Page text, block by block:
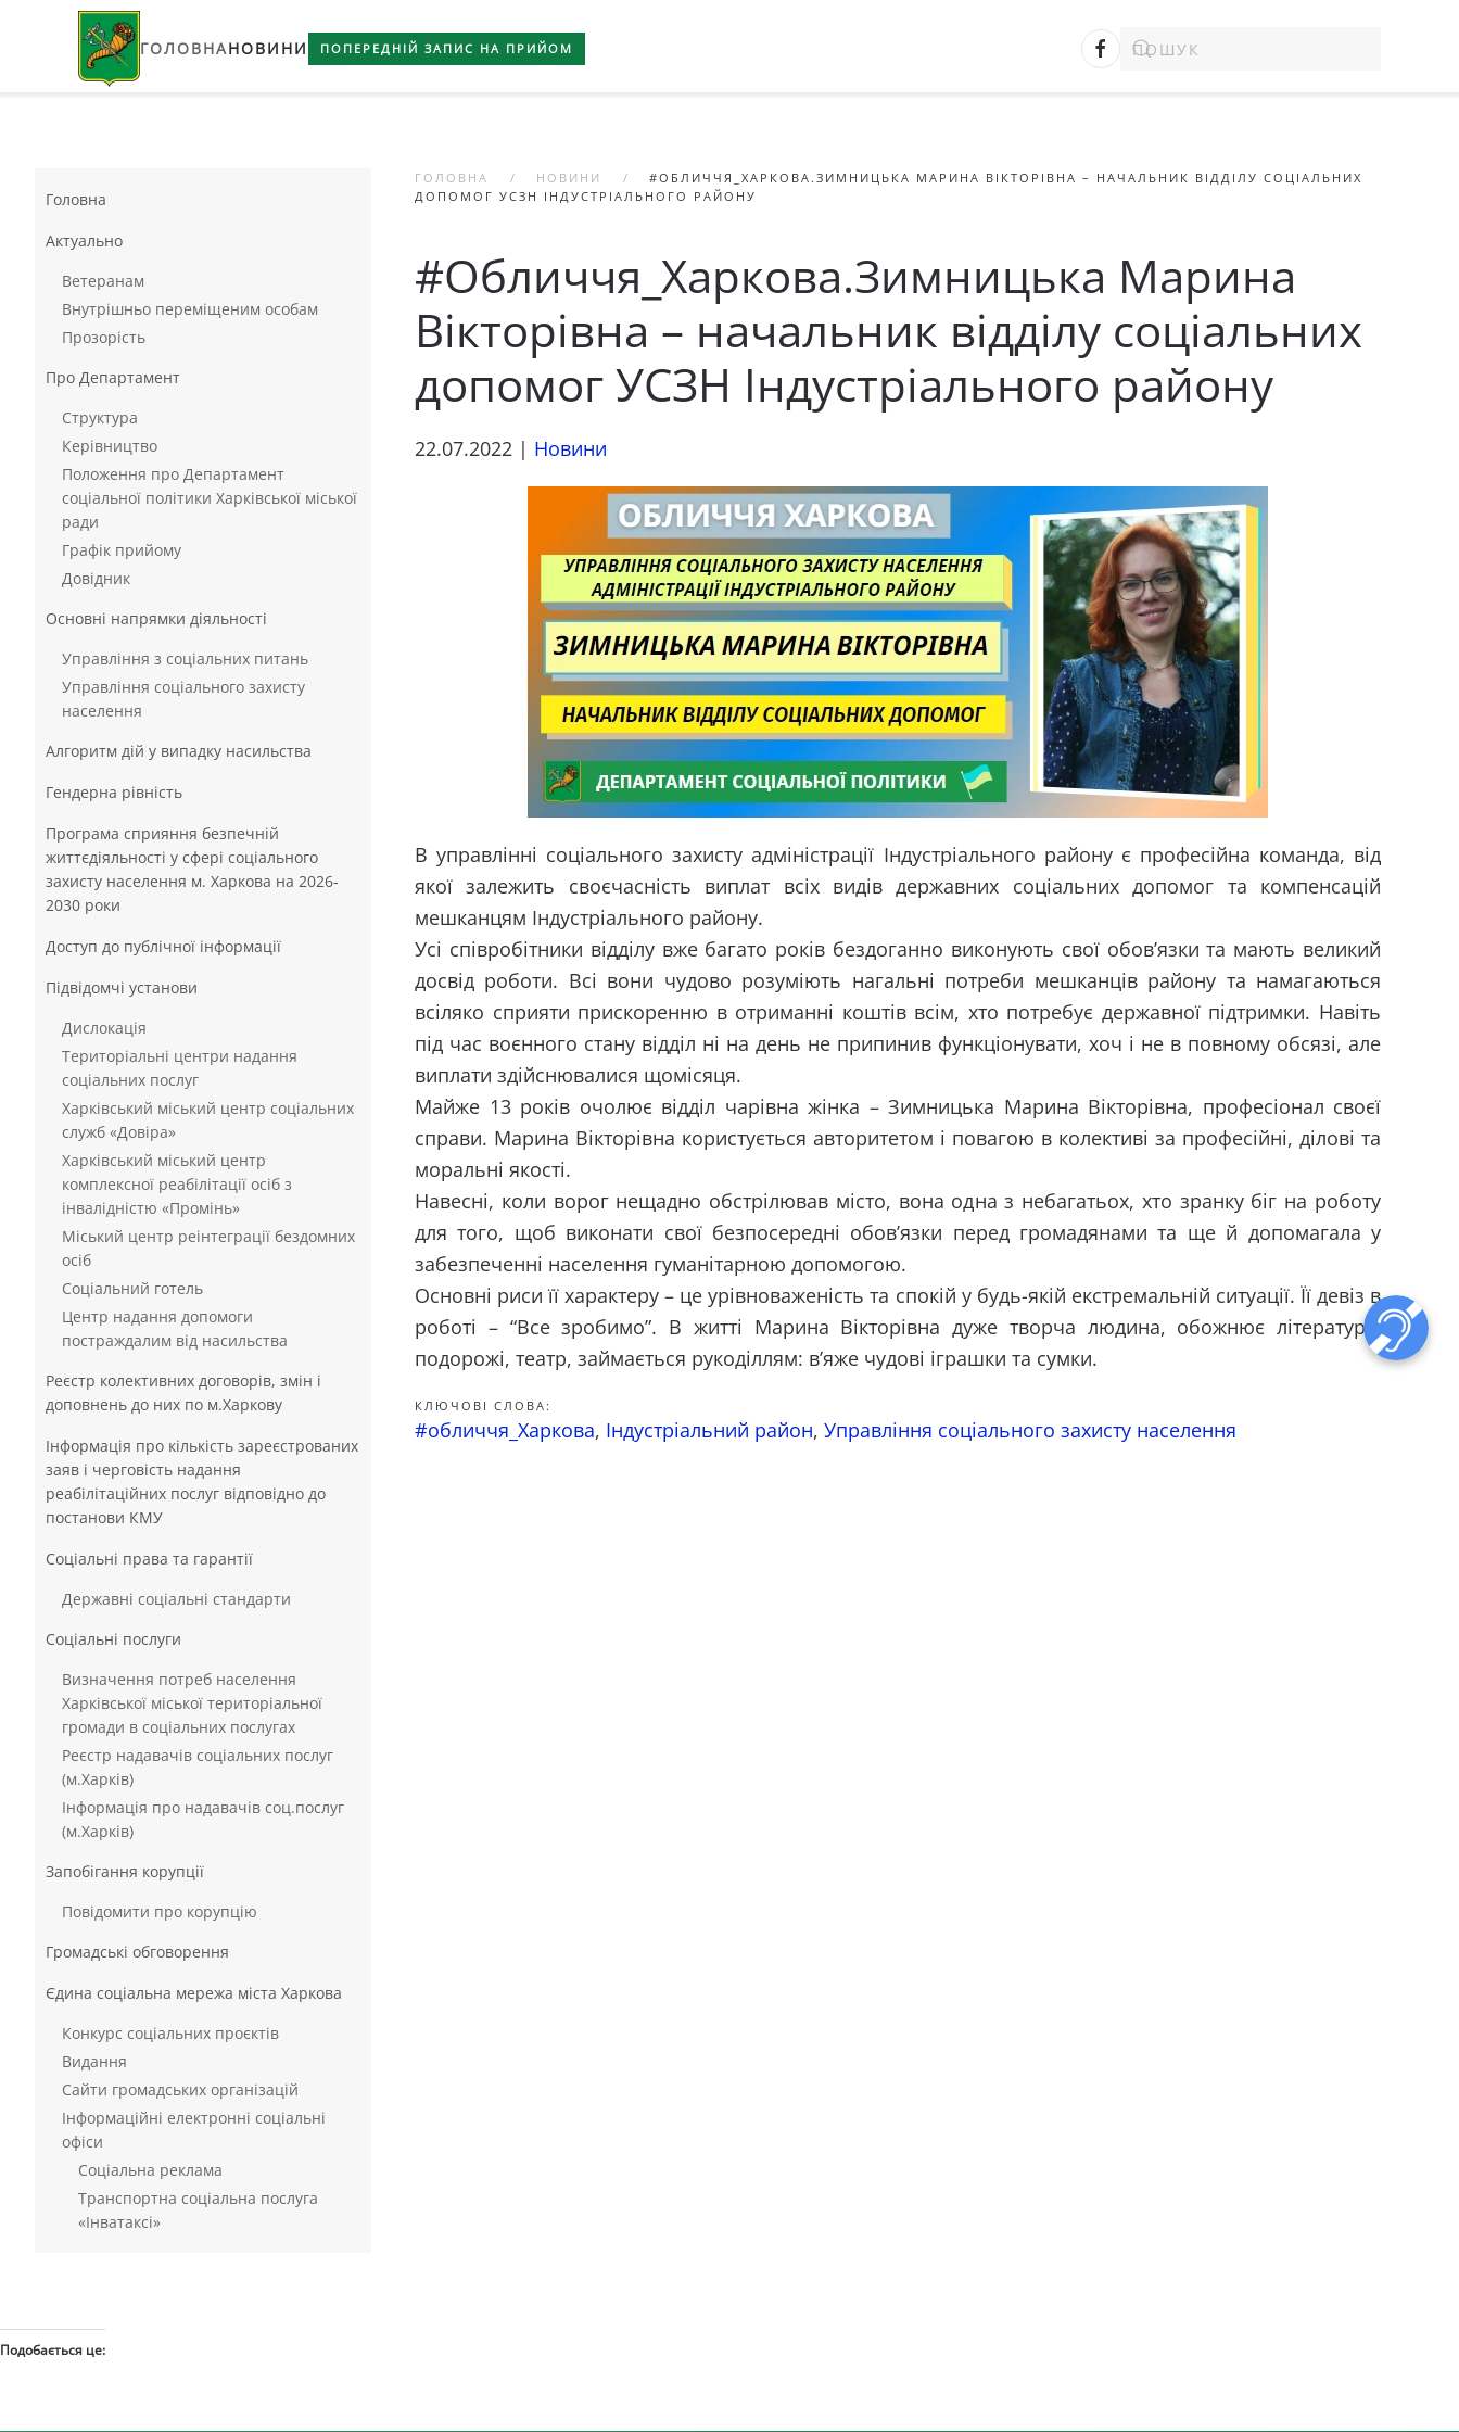
Skip to main content
ГОЛОВНАНОВИНИ ПОПЕРЕДНІЙ ЗАПИС НА ПРИЙОМ
Головна
Актуально
Ветеранам
Внутрішньо переміщеним особам
Прозорість
Про Департамент
Структура
Керівництво
Положення про Департамент
соціальної політики Харківської міської
ради
Графік прийому
Довідник
Основні напрямки діяльності
Управління з соціальних питань
Управління соціального захисту
населення
Алгоритм дій у випадку насильства
Гендерна рівність
Програма сприяння безпечній
життєдіяльності у сфері соціального
захисту населення м. Харкова на 2026-
2030 роки
Доступ до публічної інформації
Підвідомчі установи
Дислокація
Територіальні центри надання
соціальних послуг
Харківський міський центр соціальних
служб «Довіра»
Харківський міський центр
комплексної реабілітації осіб з
інвалідністю «Промінь»
Міський центр реінтеграції бездомних
осіб
Соціальний готель
Центр надання допомоги
постраждалим від насильства
Реєстр колективних договорів, змін і
доповнень до них по м.Харкову
Інформація про кількість зареєстрованих
заяв і черговість надання
реабілітаційних послуг відповідно до
постанови КМУ
Соціальні права та гарантії
Державні соціальні стандарти
Соціальні послуги
Визначення потреб населення
Харківської міської територіальної
громади в соціальних послугах
Реєстр надавачів соціальних послуг
(м.Харків)
Інформація про надавачів соц.послуг
(м.Харків)
Запобігання корупції
Повідомити про корупцію
Громадські обговорення
Єдина соціальна мережа міста Харкова
Конкурс соціальних проєктів
Видання
Сайти громадських організацій
Інформаційні електронні соціальні
офіси
Соціальна реклама
Транспортна соціальна послуга
«Інватаксі»
ГОЛОВНА НОВИНИ
#ОБЛИЧЧЯ_ХАРКОВА.ЗИМНИЦЬКА МАРИНА ВІКТОРІВНА – НАЧАЛЬНИК ВІДДІЛУ СОЦІАЛЬНИХ
ДОПОМОГ УСЗН ІНДУСТРІАЛЬНОГО РАЙОНУ
#Обличчя_Харкова.Зимницька Марина
Вікторівна – начальник відділу соціальних
допомог УСЗН Індустріального району
22.07.2022 | Новини
В управлінні соціального захисту адміністрації Індустріального району є професійна команда, від
якої залежить своєчасність виплат всіх видів державних соціальних допомог та компенсацій
мешканцям Індустріального району.
Усі співробітники відділу вже багато років бездоганно виконують свої обов’язки та мають великий
досвід роботи. Всі вони чудово розуміють нагальні потреби мешканців району та намагаються
всіляко сприяти прискоренню в отриманні коштів всім, хто потребує державної підтримки. Навіть
під час воєнного стану відділ ні на день не припинив функціонувати, хоч і не в повному обсязі, але
виплати здійснювалися щомісяця.
Майже 13 років очолює відділ чарівна жінка – Зимницька Марина Вікторівна, професіонал своєї
справи. Марина Вікторівна користується авторитетом і повагою в колективі за професійні, ділові та
моральні якості.
Навесні, коли ворог нещадно обстрілював місто, вона одна з небагатьох, хто зранку біг на роботу
для того, щоб виконати свої безпосередні обов’язки перед громадянами та ще й допомагала у
забезпеченні населення гуманітарною допомогою.
Основні риси її характеру – це урівноваженість та спокій у будь-якій екстремальній ситуації. Її девіз в
роботі – “Все зробимо”. В житті Марина Вікторівна дуже творча людина, обожнює літературу,
подорожі, театр, займається рукоділлям: в’яже чудові іграшки та сумки.
КЛЮЧОВІ СЛОВА:
#обличчя_Харкова, Індустріальний район, Управління соціального захисту населення
Подобається це: